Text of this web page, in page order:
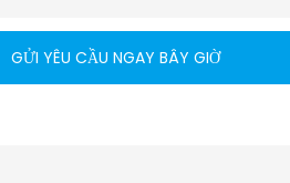
GỬI YÊU CẦU NGAY BÂY GIỜ